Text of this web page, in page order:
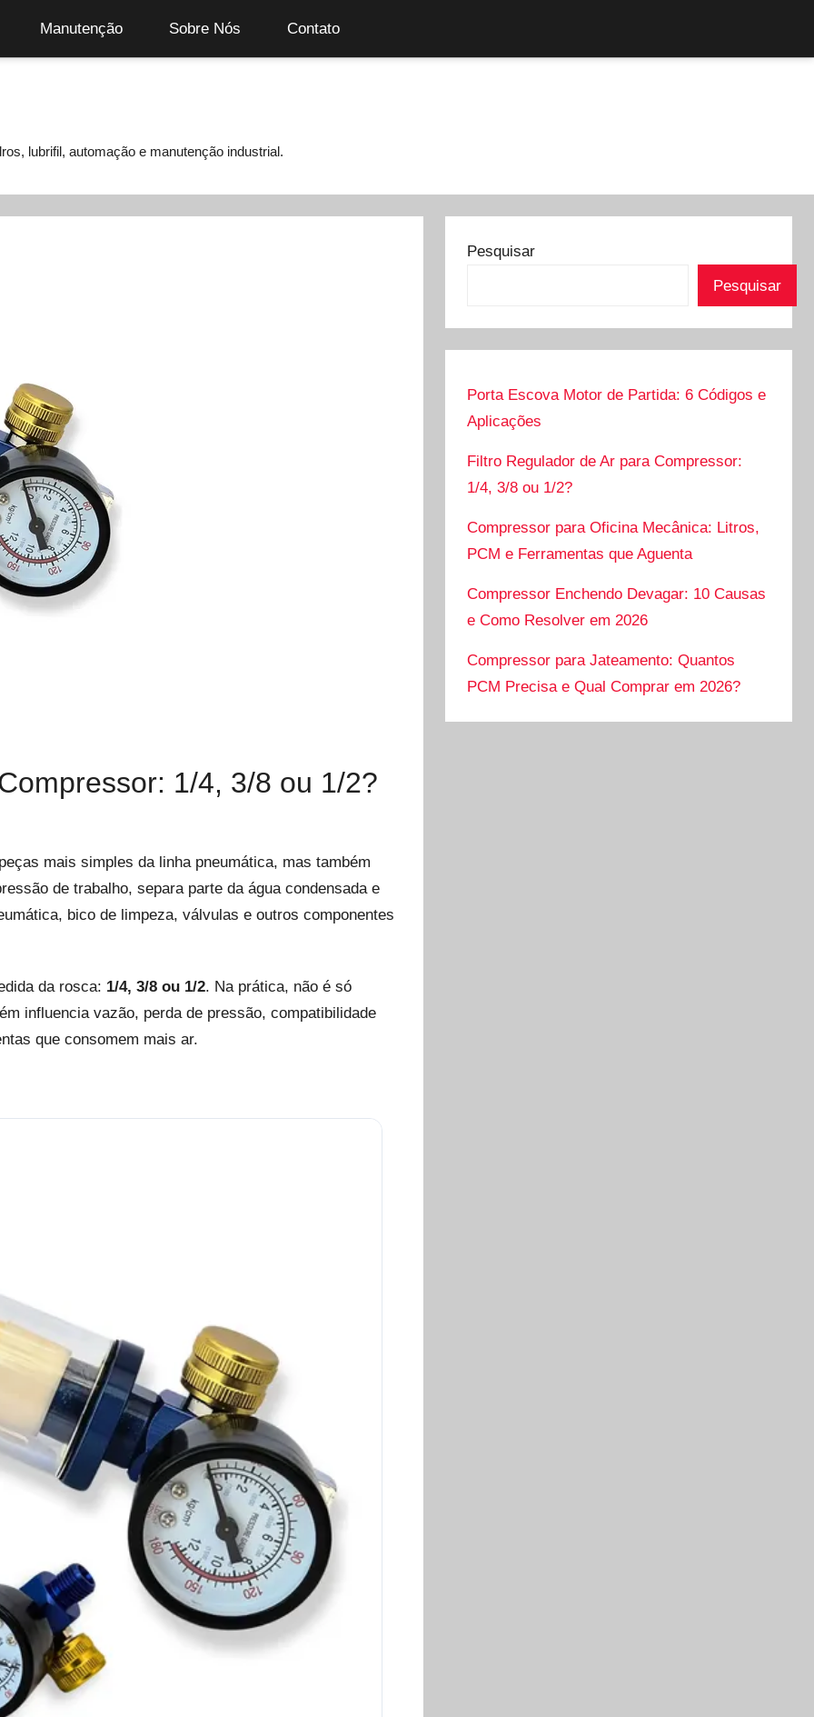
lubrifil, automação e manutenção industrial.
Manutenção Sobre Nós Contato
1/4, 3/8 ou 1/2?
mais simples da linha pneumática, mas também
de trabalho, separa parte da água condensada e
bico de limpeza, válvulas e outros componentes
da rosca: 1/4, 3/8 ou 1/2. Na prática, não é só
influencia vazão, perda de pressão, compatibilidade
que consomem mais ar.
Pesquisar
Pesquisar
Porta Escova Motor de Partida: 6 Códigos e
Aplicações
Filtro Regulador de Ar para Compressor:
1/4, 3/8 ou 1/2?
Compressor para Oficina Mecânica: Litros,
PCM e Ferramentas que Aguenta
Compressor Enchendo Devagar: 10 Causas
e Como Resolver em 2026
Compressor para Jateamento: Quantos
PCM Precisa e Qual Comprar em 2026?